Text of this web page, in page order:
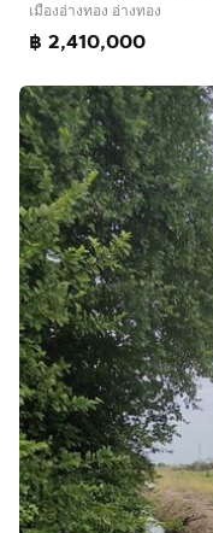
เมืองอ่างทอง อ่างทอง
฿ 2,410,000